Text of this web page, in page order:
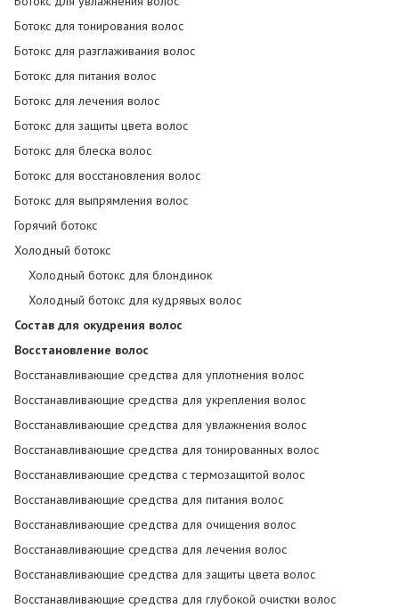
Ботокс для тонирования волос
Ботокс для разглаживания волос
Ботокс для питания волос
Ботокс для лечения волос
Ботокс для защиты цвета волос
Ботокс для блеска волос
Ботокс для восстановления волос
Ботокс для выпрямления волос
Горячий ботокс
Холодный ботокс
Холодный ботокс для блондинок
Холодный ботокс для кудрявых волос
Состав для окудрения волос
Восстановление волос
Восстанавливающие средства для уплотнения волос
Восстанавливающие средства для укрепления волос
Восстанавливающие средства для увлажнения волос
Восстанавливающие средства для тонированных волос
Восстанавливающие средства с термозащитой волос
Восстанавливающие средства для питания волос
Восстанавливающие средства для очищения волос
Восстанавливающие средства для лечения волос
Восстанавливающие средства для защиты цвета волос
Восстанавливающие средства для глубокой очистки волос